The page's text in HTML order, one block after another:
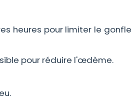
heures pour limiter le
pour réduire l'œdème.